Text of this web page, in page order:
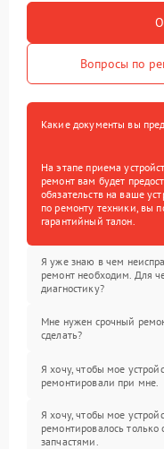
Вопросы по
Какие документы вы
На этапе приема
ремонт вам будет
обязательств на ваше
по ремонту техники, вы
гарантийный талон.
Я уже знаю в чем
ремонт необходим. Для
диагностику?
Мне нужен срочный
сделать?
Я хочу, чтобы мое
ремонтировали при мне.
Я хочу, чтобы мое
ремонтировалось
запчастями.